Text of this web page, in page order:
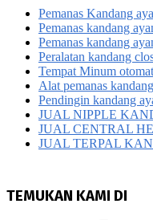
Pemanas Kandang
Pemanas kandang
Pemanas kandang
Peralatan kandang
Tempat Minum
Alat pemanas
Pendingin kandang
JUAL NIPPLE
JUAL CENTRAL
JUAL TERPAL
TEMUKAN KAMI DI